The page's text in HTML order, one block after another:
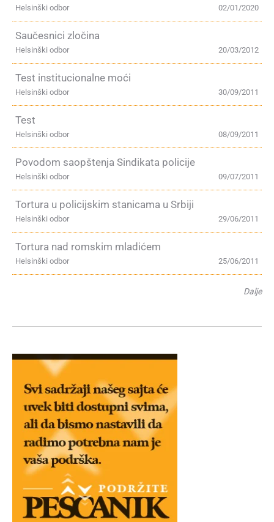
02/01/2020
Helsinški odbor
Saučesnici zločina
20/03/2012
Helsinški odbor
Test institucionalne moći
30/09/2011
Helsinški odbor
Test
08/09/2011
Helsinški odbor
Povodom saopštenja Sindikata policije
09/07/2011
Helsinški odbor
Tortura u policijskim stanicama u Srbiji
29/06/2011
Helsinški odbor
Tortura nad romskim mladićem
25/06/2011
Helsinški odbor
Dalje